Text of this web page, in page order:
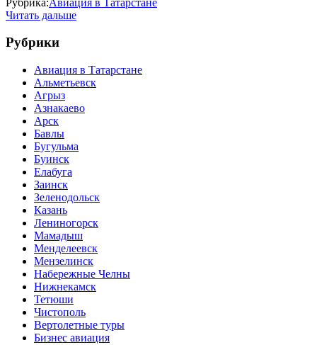
Читать дальше
Рубрики
Авиация в Татарстане
Альметьевск
Агрыз
Азнакаево
Арск
Бавлы
Бугульма
Буинск
Елабуга
Заинск
Зеленодольск
Казань
Лениногорск
Мамадыш
Менделеевск
Мензелинск
Набережные Челны
Нижнекамск
Тетюши
Чистополь
Вертолетные туры
Бизнес авиация